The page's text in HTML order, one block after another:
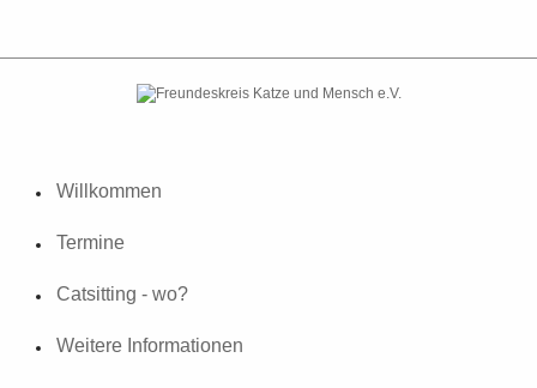
Willkommen
Termine
Catsitting - wo?
Weitere Informationen